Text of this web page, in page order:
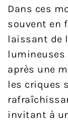
Dans ces
souvent en
laissant de
lumineuses
après une
les criques
invitant à